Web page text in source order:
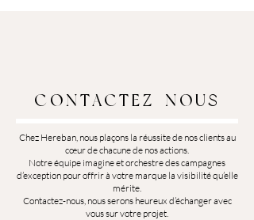
CONTACTEZ-NOUS
Chez Hereban, nous plaçons la réussite de nos clients au
cœur de chacune de nos actions.
Notre équipe imagine et orchestre des campagnes
d’exception pour offrir à votre marque la visibilité qu’elle
mérite.
Contactez-nous, nous serons heureux d’échanger avec
vous sur votre projet.